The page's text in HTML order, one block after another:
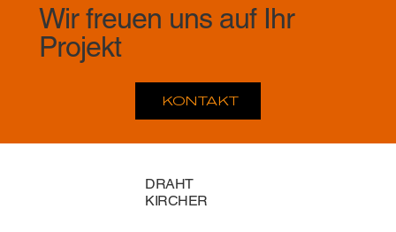
Wir freuen uns auf Ihr
Projekt
KONTAKT
DRAHT
KIRCHER